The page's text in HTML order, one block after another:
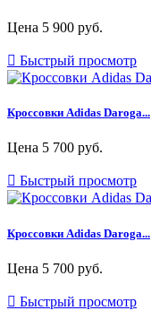
Цена 5 900 руб.
 Быстрый просмотр
Кроссовки Adidas Daroga...
Цена 5 700 руб.
 Быстрый просмотр
Кроссовки Adidas Daroga...
Цена 5 700 руб.
 Быстрый просмотр